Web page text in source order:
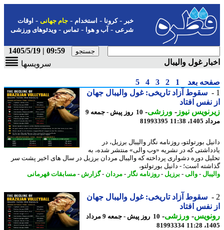
-کرونا-استخدام- جام جهانی-اوقات
شرعی-آب و هوا-تماس-ویدئوهای ورزشی
09:59 | 1405/5/19
غول والیبال
سرویسها
بعد 1
2
3
4
5
سقوط آزاد تاریخی: غول والیبال جهان
افتاد
نیوز-ورزشی-
10 روز پیش - جمعه 9
11:38
81993395
بورتولتو، روزنامه نگار والیبال برزیل، در
که در نشریه «وب والی» منتشر شده، به
دوره دشواری پرداخته که والیبال مردان برزیل در سال های اخیر پشت سر
است؛ - دانیل بورتولتو،
-والی-برزیل - روزنامه نگار -مردان - گزارش -مسابقات قهرمانی
سقوط آزاد تاریخی: غول والیبال جهان
افتاد
-ورزشی-
10 روز پیش - جمعه 9 مرداد
81993334